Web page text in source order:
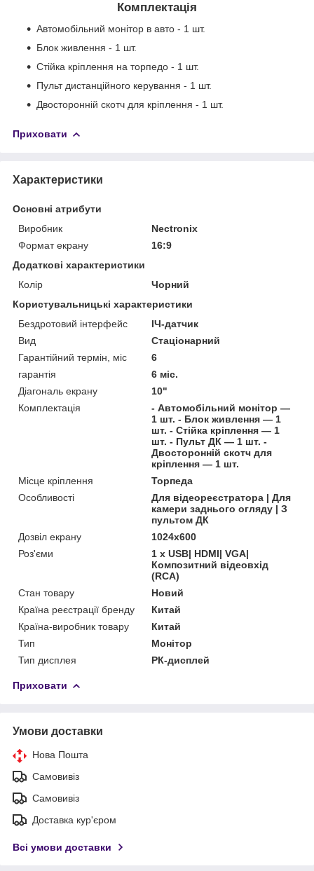
Комплектація
Автомобільний монітор в авто - 1 шт.
Блок живлення - 1 шт.
Стійка кріплення на торпедо - 1 шт.
Пульт дистанційного керування - 1 шт.
Двосторонній скотч для кріплення - 1 шт.
Приховати
Характеристики
Основні атрибути
Виробник
Nectronix
Формат екрану
16:9
Додаткові характеристики
Колір
Чорний
Користувальницькі характеристики
Бездротовий інтерфейс
ІЧ-датчик
Вид
Стаціонарний
Гарантійний термін, міс
6
гарантія
6 міс.
Діагональ екрану
10"
Комплектація
- Автомобільний монітор —
1 шт. - Блок живлення — 1
шт. - Стійка кріплення — 1
шт. - Пульт ДК — 1 шт. -
Двосторонній скотч для
кріплення — 1 шт.
Місце кріплення
Торпеда
Особливості
Для відеореєстратора | Для
камери заднього огляду | З
пультом ДК
Дозвіл екрану
1024x600
Роз'єми
1 x USB| HDMI| VGA|
Композитний відеовхід
(RCA)
Стан товару
Новий
Країна реєстрації бренду
Китай
Країна-виробник товару
Китай
Тип
Монітор
Тип дисплея
РК-дисплей
Приховати
Умови доставки
Нова Пошта
Самовивіз
Самовивіз
Доставка кур'єром
Всі умови доставки